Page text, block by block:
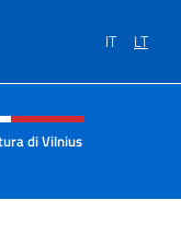
IT LT
menu
di Vilnius